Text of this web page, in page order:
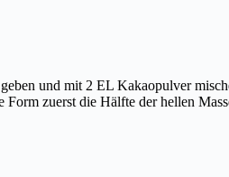
und mit 2 EL Kakaopulver
Form zuerst die Hälfte der hellen